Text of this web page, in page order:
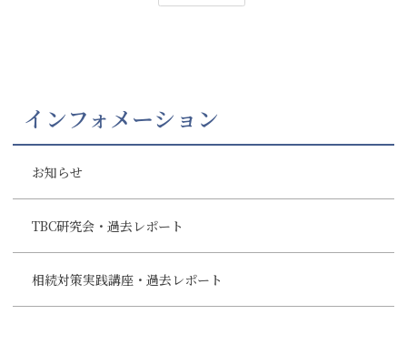
インフォメーション
お知らせ
TBC研究会・過去レポート
相続対策実践講座・過去レポート